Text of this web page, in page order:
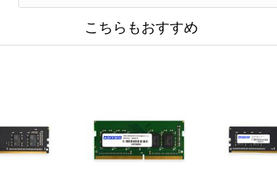
こちらもおすすめ